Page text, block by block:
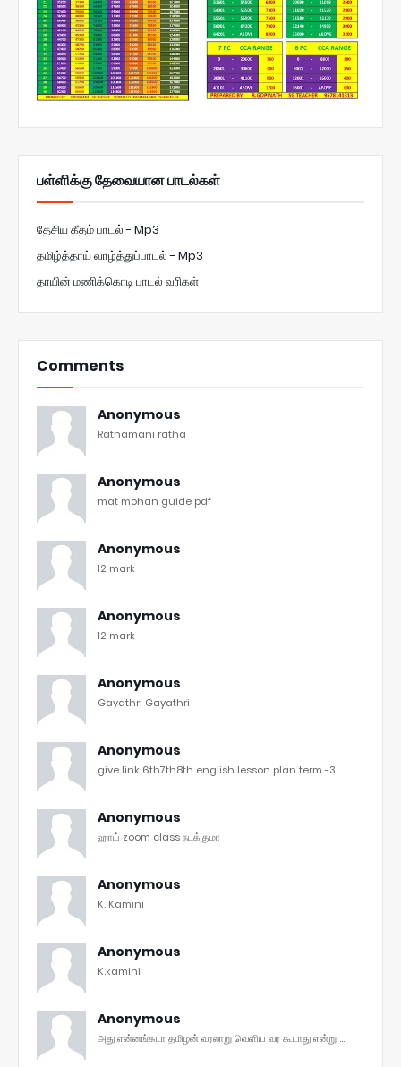
பள்ளிக்கு தேவையான பாடல்கள்
தேசிய கீதம் பாடல் - Mp3
தமிழ்த்தாய் வாழ்த்துப்பாடல் - Mp3
தாயின் மணிக்கொடி பாடல் வரிகள்
Comments
Anonymous
Rathamani ratha
Anonymous
mat mohan guide pdf
Anonymous
12 mark
Anonymous
12 mark
Anonymous
Gayathri Gayathri
Anonymous
give link 6th7th8th english lesson plan term -3
Anonymous
ஹாய் zoom class நடக்குமா
Anonymous
K. Kamini
Anonymous
K.kamini
Anonymous
அது என்னங்கடா தமிழன் வரலாறு வெளிய வர கூடாது என்று ...